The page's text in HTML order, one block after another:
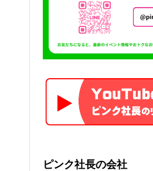
ピンク社長の会社